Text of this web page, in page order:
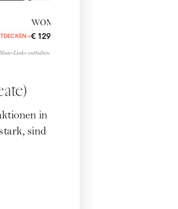
→
WOMANmoon
€ 129,00
Links enthalten.
in
sind